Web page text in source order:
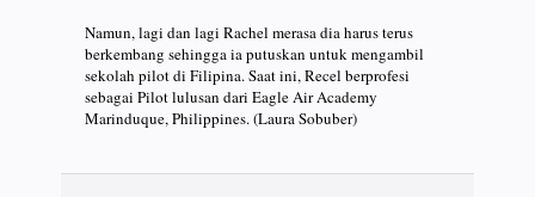
Namun, lagi dan lagi Rachel merasa dia harus terus
berkembang sehingga ia putuskan untuk mengambil
sekolah pilot di Filipina. Saat ini, Recel berprofesi
sebagai Pilot lulusan dari Eagle Air Academy
Marinduque, Philippines. (Laura Sobuber)